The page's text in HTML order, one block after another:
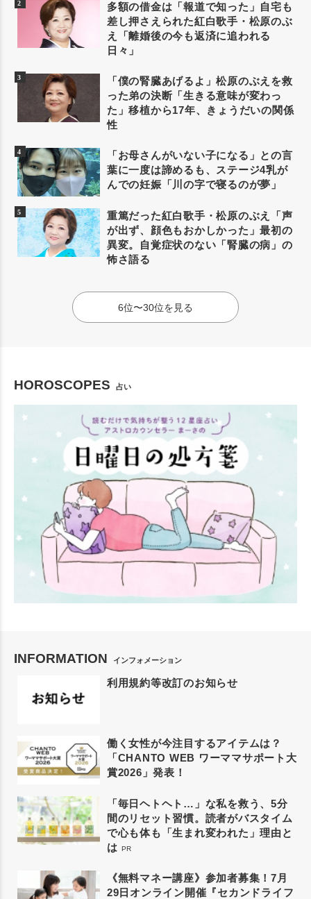
多額の借金は「報道で知った」自宅も
差し押さえられた紅白歌手・松原のぶ
え「離婚後の今も返済に追われる
日々」
「僕の腎臓あげるよ」松原のぶえを救
った弟の決断「生きる意味が変わっ
た」移植から17年、きょうだいの関係
性
「お母さんがいない子になる」との言
葉に一度は諦めるも、ステージ4乳が
んでの妊娠「川の字で寝るのが夢」
重篤だった紅白歌手・松原のぶえ「声
が出ず、顔色もおかしかった」最初の
異変。自覚症状のない「腎臓の病」の
怖さ語る
6位〜30位を見る
HOROSCOPES 占い
INFORMATION インフォメーション
利用規約等改訂のお知らせ
働く女性が今注目するアイテムは？
「CHANTO WEB ワーママサポート大
賞2026」発表！
「毎日ヘトヘト…」な私を救う、5分
間のリセット習慣。読者がバスタイム
で心も体も「生まれ変われた」理由と
は PR
《無料マネー講座》参加者募集！7月
29日オンライン開催『セカンドライフ